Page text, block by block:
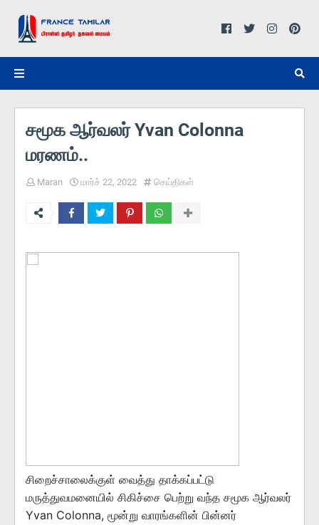
சமூக ஆர்வலர் Yvan Colonna
மரணம்..
Maran மார்ச் 22, 2022 செய்திகள்
சிறைச்சாலைக்குள் வைத்து தாக்கப்பட்டு
மருத்துவமனையில் சிகிச்சை பெற்று வந்த சமூக ஆர்வலர்
Yvan Colonna, மூன்று வாரங்களின் பின்னர்